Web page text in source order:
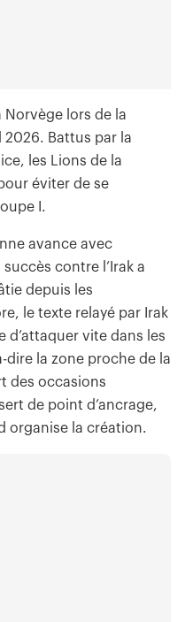
Norvège lors de la
Battus par la
les Lions de la
éviter de se
I.
avance avec
contre l’Irak a
depuis les
le texte relayé par Irak
d’attaquer vite dans les
dire la zone proche de la
des occasions
de point d’ancrage,
organise la création.